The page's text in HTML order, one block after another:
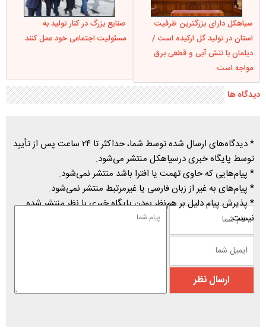
سیاهکل دارای بزرگترین ظرفیت
استان در تولید گل ارکیده است /
دیلمان با تنش آبی و قطعی برق
مواجه است
صنایع بزرگ در کنار تولید به
مسئولیت اجتماعی خود عمل کنند
دیدگاه ها
* دیدگاه‌های ارسال شده توسط شما، حداکثر تا ۲۴ ساعت پس از تأیید
توسط پایگاه خبری درسیاهکل منتشر می‌شود.
* پیام‌هایی که حاوی تهمت یا افترا باشد منتشر نمی‌شود.
* پیام‌های به غیر از زبان فارسی یا غیرمرتبط منتشر نمی‌شود.
* پذیرش پیام دلیل بر هم‌نظر بودن پایگاه خبری با نظر منتشر شده
نیست.